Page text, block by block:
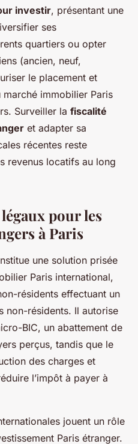
investir, présentant une
ses
quartiers ou opter
(ancien, neuf,
le placement et
marché immobilier Paris
Surveiller la fiscalité
et adapter sa
récentes reste
revenus locatifs au long
pour les
à Paris
une solution prisée
Paris international,
résidents effectuant un
non-résidents. Il autorise
BIC, un abattement de
perçus, tandis que le
des charges et
l’impôt à payer à
jouent un rôle
Paris étranger.